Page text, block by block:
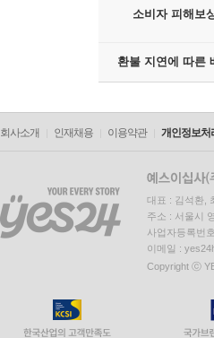
소비자 피해보
환불 지연에 따른
회사소개 인재채용 이용약관 개인정보처
대표 : 김석환,
주소 : 서울시
사업자등록번
이메일 :
Copyright ⓒ